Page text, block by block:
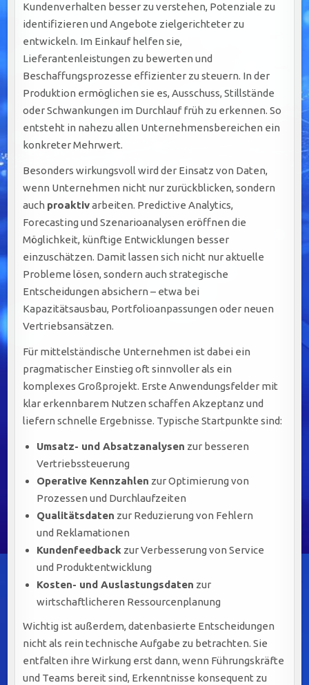
Kundenverhalten besser zu verstehen, Potenziale zu
identifizieren und Angebote zielgerichteter zu
entwickeln. Im Einkauf helfen sie,
Lieferantenleistungen zu bewerten und
Beschaffungsprozesse effizienter zu steuern. In der
Produktion ermöglichen sie es, Ausschuss, Stillstände
oder Schwankungen im Durchlauf früh zu erkennen. So
entsteht in nahezu allen Unternehmensbereichen ein
konkreter Mehrwert.
Besonders wirkungsvoll wird der Einsatz von Daten,
wenn Unternehmen nicht nur zurückblicken, sondern
auch proaktivarbeiten. Predictive Analytics,
Forecasting und Szenarioanalysen eröffnen die
Möglichkeit, künftige Entwicklungen besser
einzuschätzen. Damit lassen sich nicht nur aktuelle
Probleme lösen, sondern auch strategische
Entscheidungen absichern – etwa bei
Kapazitätsausbau, Portfolioanpassungen oder neuen
Vertriebsansätzen.
Für mittelständische Unternehmen ist dabei ein
pragmatischer Einstieg oft sinnvoller als ein
komplexes Großprojekt. Erste Anwendungsfelder mit
klar erkennbarem Nutzen schaffen Akzeptanz und
liefern schnelle Ergebnisse. Typische Startpunkte sind:
Umsatz- und Absatzanalysen zur besseren
Vertriebssteuerung
Operative Kennzahlen zur Optimierung von
Prozessen und Durchlaufzeiten
Qualitätsdaten zur Reduzierung von Fehlern
und Reklamationen
Kundenfeedback zur Verbesserung von Service
und Produktentwicklung
Kosten- und Auslastungsdaten zur
wirtschaftlicheren Ressourcenplanung
Wichtig ist außerdem, datenbasierte Entscheidungen
nicht als rein technische Aufgabe zu betrachten. Sie
entfalten ihre Wirkung erst dann, wenn Führungskräfte
und Teams bereit sind, Erkenntnisse konsequent zu